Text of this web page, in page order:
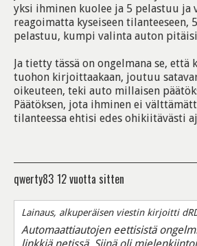
yksi ihminen kuolee ja 5 pelastuu ja
reagoimatta kyseiseen tilanteeseen,
pelastuu, kumpi valinta auton
Ja tietty tässä on ongelmana se,
tuohon kirjoittaakaan, joutuu
oikeuteen, teki auto millaisen
Päätöksen, jota ihminen ei
tilanteessa ehtisi edes ohikiitävästi
qwerty83 12 vuotta sitten
Lainaus, alkuperäisen viestin kirjoitti
Automaattiautojen eettisistä